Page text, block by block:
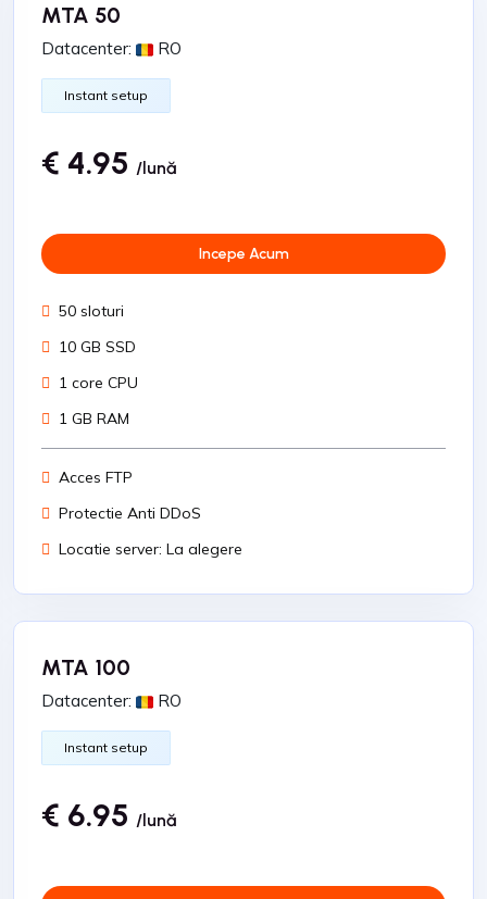
MTA 50
Datacenter: RO
Instant setup
€ 4.95 /lună
Incepe Acum
50 sloturi
10 GB SSD
1 core CPU
1 GB RAM
Acces FTP
Protectie Anti DDoS
Locatie server: La alegere
MTA 100
Datacenter: RO
Instant setup
€ 6.95 /lună